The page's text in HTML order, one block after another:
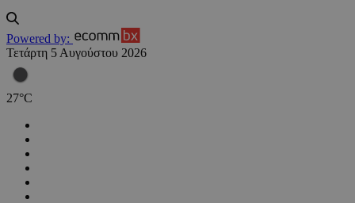
Powered by:
Τετάρτη 5 Αυγούστου 2026
27°C